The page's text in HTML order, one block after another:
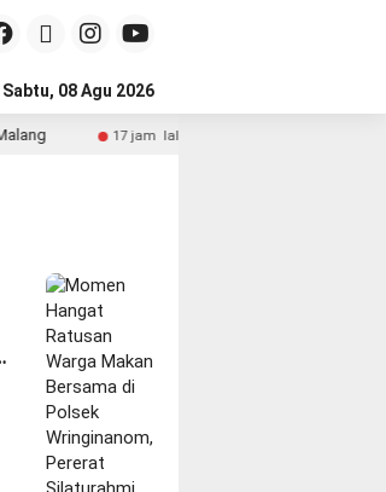
Sabtu, 08 Agu 2026
17 jam lalu Publik Sorot Dasar Hukum Bea